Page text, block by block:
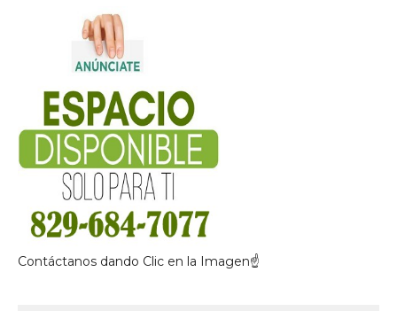
Contáctanos dando Clic en la Imagen☝